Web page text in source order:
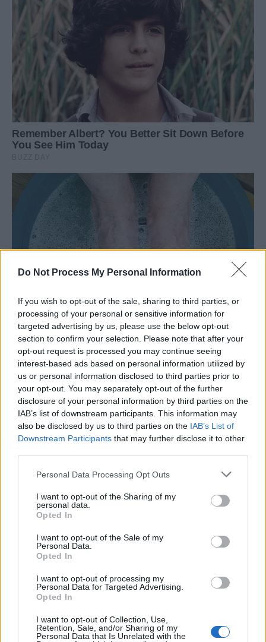
Do Not Process My Personal Information
If you wish to opt-out of the sale, sharing to third parties, or
processing of your personal or sensitive information for
targeted advertising by us, please use the below opt-out
section to confirm your selection. Please note that after your
opt-out request is processed you may continue seeing
interest-based ads based on personal information utilized by
us or personal information disclosed to third parties prior to
your opt-out. You may separately opt-out of the further
disclosure of your personal information by third parties on the
IAB’s list of downstream participants. This information may
also be disclosed by us to third parties on the IAB’s List of
Downstream Participants that may further disclose it to other
Personal Data Processing Opt Outs
I want to opt-out of the Sharing of my
personal data.
Opted In
I want to opt-out of the Sale of my
Personal Data.
Opted In
I want to opt-out of processing my
Personal Data for Targeted Advertising.
Opted In
I want to opt-out of Collection, Use,
Retention, Sale, and/or Sharing of my
Personal Data that Is Unrelated with the